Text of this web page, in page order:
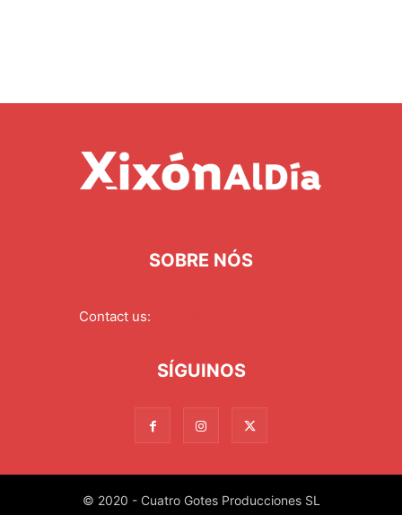
SOBRE NÓS
Contact us:
SÍGUINOS
© 2020 - Cuatro Gotes Producciones SL